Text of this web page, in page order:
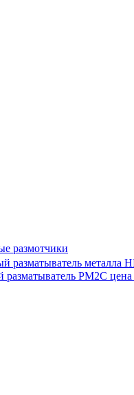
размотчики
разматыватель металла
разматыватель РМ2С цена